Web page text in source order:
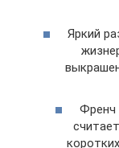
Яркий
Френч